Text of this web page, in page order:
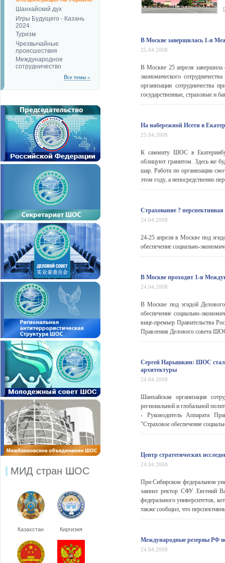
Шанхайский дух
Игры Будущего - Казань
2024
Туризм
Чрезвычайные
происшествия
Международное
сотрудничество
Все темы »
МИД стран ШОС
Казахстан Киргизия
В Москве завершилась 1-я
25.04.2008
В Москве 25 апреля завершила
экономического
организации сотрудничества
государственные, страховые и
На набережной Исети в
25.04.2008
К саммиту ШОС в
облицуют гранитом. Здесь же
шар. Работа по организации
этом году, а непосредственно
Страхование ?
24.04.2008
24-25 апреля в Москве под
обеспечение социально-
В Москве проходит 1-я
24.04.2008
В Москве под эгидой
обеспечение социально-
вице-премьер Правительства
Правления Делового совета
Сергей Нарышкин: ШОС стала
архитектуры
24.04.2008
Шанхайская организация
региональной и глобальной
- Руководитель Аппарата
"Страховое обеспечение
Центр стратегических
24.04.2008
При Сибирском федеральном
заявил ректор СФУ Евгений
федерального университетов,
также сообщил, что
Международные резервы РФ
24.04.2008